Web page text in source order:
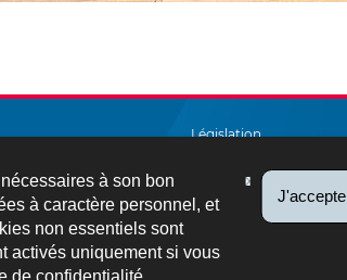
à son bon
à caractère personnel, et
non essentiels sont
activés uniquement si vous
de confidentialité.
J'accepte
Législation
Salarié et pensionné
A à Z
Échanges électroniques